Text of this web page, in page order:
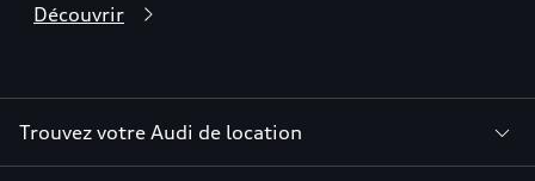
Découvrir
Trouvez votre Audi de location